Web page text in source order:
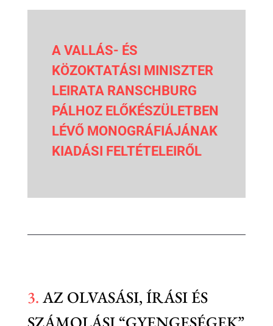
A VALLÁS- ÉS
KÖZOKTATÁSI MINISZTER
LEIRATA RANSCHBURG
PÁLHOZ ELŐKÉSZÜLETBEN
LÉVŐ MONOGRÁFIÁJÁNAK
KIADÁSI FELTÉTELEIRŐL
3. AZ OLVASÁSI, ÍRÁSI ÉS